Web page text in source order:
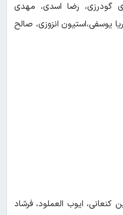
گودرزی، رضا اسدی، مهدی
یوسفی،استیون انزوزی، صالح
کنعانی، ایوب العملود، فرشاد